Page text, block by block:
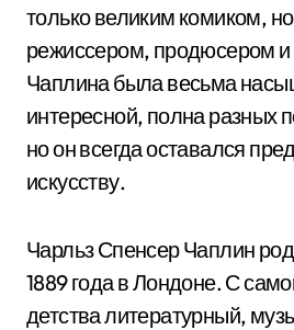
только великим комиком,
режиссером, продюсером
Чаплина была весьма
интересной, полна разных
но он всегда оставался
искусству.
Чарльз Спенсер Чаплин
1889 года в Лондоне. С
детства литературный,